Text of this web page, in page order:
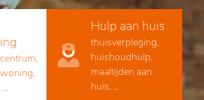
Hulp aan huis
thuisverpleging,
huishoudhulp,
maaltijden aan
huis, ...